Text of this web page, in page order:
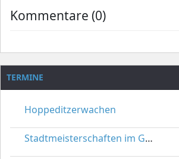
Kommentare (0)
TERMINE
Hoppeditzerwachen
Stadtmeisterschaften im Gardetanz